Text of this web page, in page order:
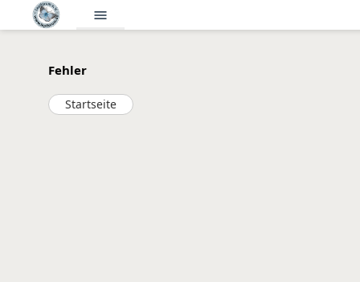
menu
Fehler
Startseite